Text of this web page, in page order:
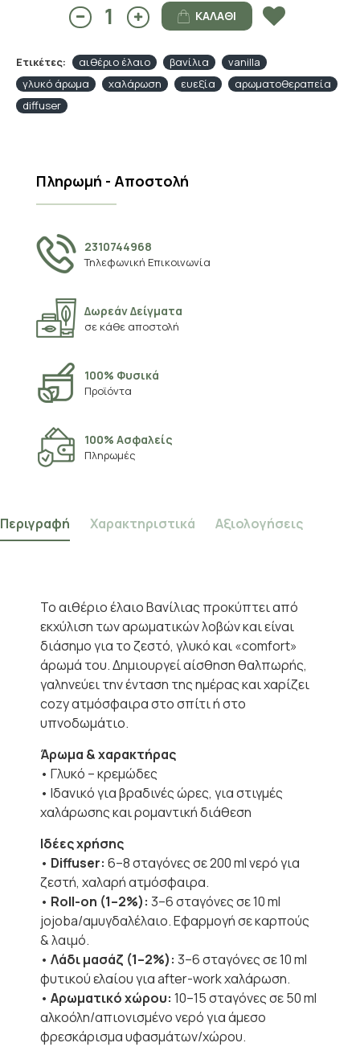
ΚΑΛΆΘΙ
Ετικέτες: αιθέριο έλαιο βανίλια
vanilla
γλυκό άρωμα
χαλάρωση ευεξία
αρωματοθεραπεία
diffuser
Πληρωμή - Αποστολή
2310744968
Τηλεφωνική Επικοινωνία
Δωρεάν Δείγματα
σε κάθε αποστολή
100% Φυσικά
Προϊόντα
100% Ασφαλείς
Πληρωμές
Περιγραφή Χαρακτηριστικά Αξιολογήσεις
Το αιθέριο έλαιο Βανίλιας προκύπτει από
εκχύλιση των αρωματικών λοβών και είναι
διάσημο για το ζεστό, γλυκό και «comfort»
άρωμά του. Δημιουργεί αίσθηση θαλπωρής,
γαληνεύει την ένταση της ημέρας και χαρίζει
cozy ατμόσφαιρα στο σπίτι ή στο
υπνοδωμάτιο.
Άρωμα & χαρακτήρας
• Γλυκό – κρεμώδες
• Ιδανικό για βραδινές ώρες, για στιγμές
χαλάρωσης και ρομαντική διάθεση
Ιδέες χρήσης
• Diffuser: 6–8 σταγόνες σε 200 ml νερό για
ζεστή, χαλαρή ατμόσφαιρα.
• Roll-on (1–2%): 3–6 σταγόνες σε 10 ml
jojoba/αμυγδαλέλαιο. Εφαρμογή σε καρπούς
& λαιμό.
• Λάδι μασάζ (1–2%): 3–6 σταγόνες σε 10 ml
φυτικού ελαίου για after-work χαλάρωση.
• Αρωματικό χώρου: 10–15 σταγόνες σε 50 ml
αλκοόλη/απιονισμένο νερό για άμεσο
φρεσκάρισμα υφασμάτων/χώρου.